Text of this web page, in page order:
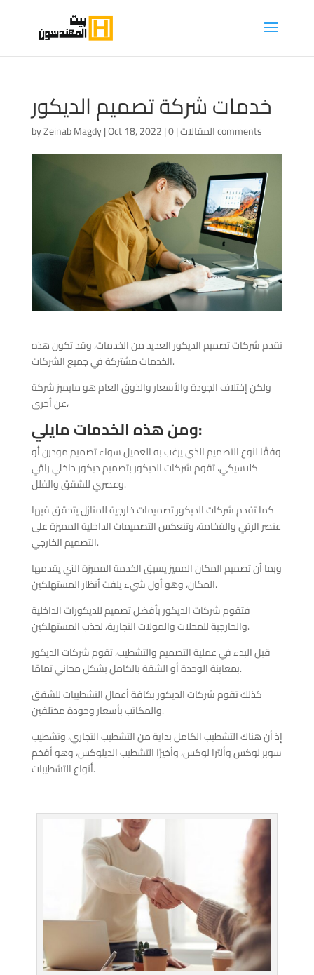
خدمات شركة تصميم الديكور
byZeinab Magdy|Oct 18, 2022| المقالات| 0 comments
تقدم شركات تصميم الديكور العديد من الخدمات، وقد تكون هذه
الخدمات مشتركة في جميع الشركات.
ولكن إختلاف الجودة والأسعار والذوق العام هو مايميز شركة
عن أخرى،
ومن هذه الخدمات مايلي:
وفقًا لنوع التصميم الذي يرغب به العميل سواء تصميم مودرن أو
كلاسيكي، تقوم شركات الديكور بتصميم ديكور داخلي راقي
وعصري للشقق والفلل.
كما تقدم شركات الديكور تصميمات خارجية للمنازل يتحقق فيها
عنصر الرقي والفخامة، وتنعكس التصميمات الداخلية المميزة على
التصميم الخارجي.
وبما أن تصميم المكان المميز يسبق الخدمة المميزة التي يقدمها
المكان، وهو أول شيء يلفت أنظار المستهلكين.
فتقوم شركات الديكور بأفضل تصميم للديكورات الداخلية
والخارجية للمحلات والمولات التجارية، لجذب المستهلكين.
قبل البدء في عملية التصميم والتشطيب، تقوم شركات الديكور
بمعاينة الوحدة أو الشقة بالكامل بشكل مجاني تمامًا.
كذلك تقوم شركات الديكور بكافة أعمال التشطيبات للشقق
والمكاتب بأسعار وجودة مختلفين.
إذ أن هناك التشطيب الكامل بداية من التشطيب التجاري، وتشطيب
سوبر لوكس وألترا لوكس، وأخيرًا التشطيب الديلوكس، وهو أفخم
أنواع التشطيبات.